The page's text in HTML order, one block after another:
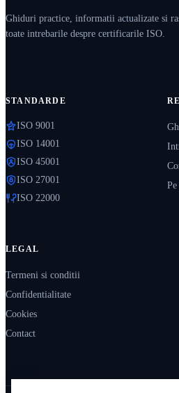
Ghiduri practice, informatii actualizate si
toate intrebarile despre certificarile ISO.
STANDARDE
ISO 9001
ISO 14001
ISO 45001
ISO 27001
ISO 22000
LEGAL
Termeni si conditii
Confidentialitate
Cookies
Contact